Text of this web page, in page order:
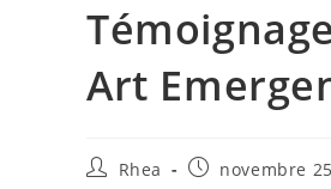
Art
Rhea novembre